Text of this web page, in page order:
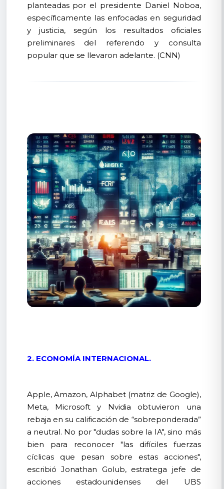
planteadas por el presidente Daniel Noboa,
específicamente las enfocadas en seguridad
y justicia, según los resultados oficiales
preliminares del referendo y consulta
popular que se llevaron adelante. (CNN)
2. ECONOMÍA INTERNACIONAL.
Apple, Amazon, Alphabet (matriz de Google),
Meta, Microsoft y Nvidia obtuvieron una
rebaja en su calificación de “sobreponderada”
a neutral. No por "dudas sobre la IA", sino más
bien para reconocer "las difíciles fuerzas
cíclicas que pesan sobre estas acciones",
escribió Jonathan Golub, estratega jefe de
acciones estadounidenses del UBS